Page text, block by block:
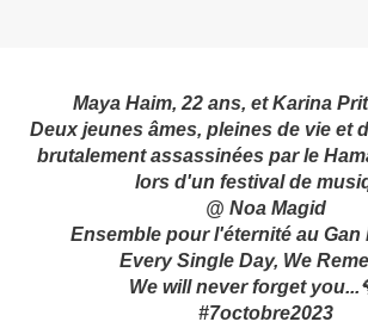
Maya Haim, 22 ans, et Karina
Deux jeunes âmes, pleines de vie et
brutalement assassinées par le
lors d'un festival de
@ Noa Magid
Ensemble pour l'éternité au
Every Single Day, We
We will never forget
#7octobre2023